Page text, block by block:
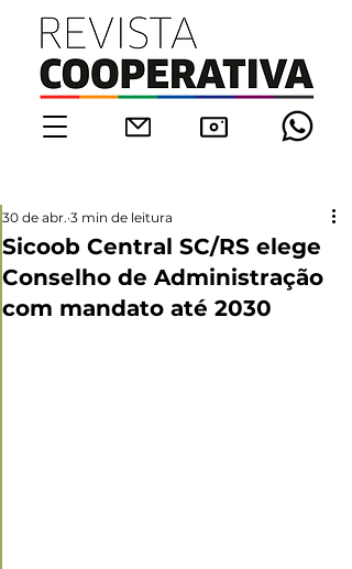
Sicoob Central SC/RS elege
Conselho de Administração
com mandato até 2030
30 de abr. 3 min de leitura